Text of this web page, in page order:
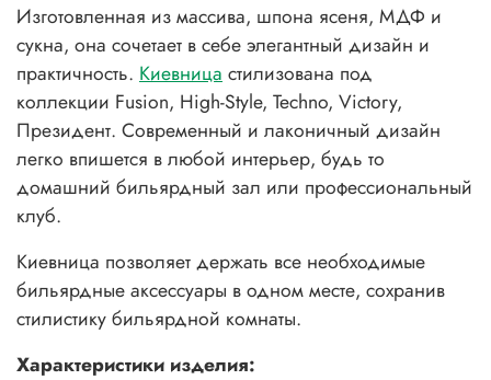
Изготовленная из массива, шпона ясеня, МДФ и
сукна, она сочетает в себе элегантный дизайн и
практичность. Киевница стилизована под
коллекции Fusion, High-Style, Techno, Victory,
Президент. Современный и лаконичный дизайн
легко впишется в любой интерьер, будь то
домашний бильярдный зал или профессиональный
клуб.
Киевница позволяет держать все необходимые
бильярдные аксессуары в одном месте, сохранив
стилистику бильярдной комнаты.
Характеристики изделия: